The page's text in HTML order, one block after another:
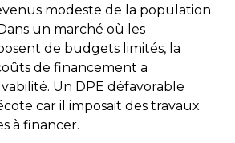
modeste de la population
un marché où les
de budgets limités, la
de financement a
Un DPE défavorable
car il imposait des travaux
à financer.